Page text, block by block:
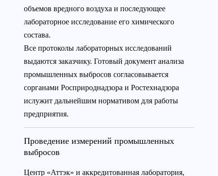
объемов вредного воздуха и последующее
лабораторное исследование его химического
состава.
Все протоколы лабораторных исследований
выдаются заказчику. Готовый документ анализа
промышленных выбросов согласовывается
сорганами Росприроднадзора и Ростехнадзора
ислужит дальнейшим нормативом для работы
предприятия.
Проведение измерений промышленных
выбросов
Центр «Аттэк» и аккредитованная лаборатория,